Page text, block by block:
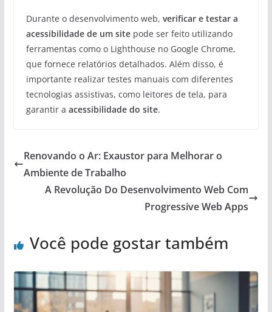
Durante o desenvolvimento web, verificar e testar a
acessibilidade de um sitepode ser feito utilizando
ferramentas como o Lighthouse no Google Chrome,
que fornece relatórios detalhados. Além disso, é
importante realizar testes manuais com diferentes
tecnologias assistivas, como leitores de tela, para
garantir a acessibilidade do site.
Renovando o Ar: Exaustor para Melhorar o
Ambiente de Trabalho
A Revolução Do Desenvolvimento Web Com
Progressive Web Apps
Você pode gostar também